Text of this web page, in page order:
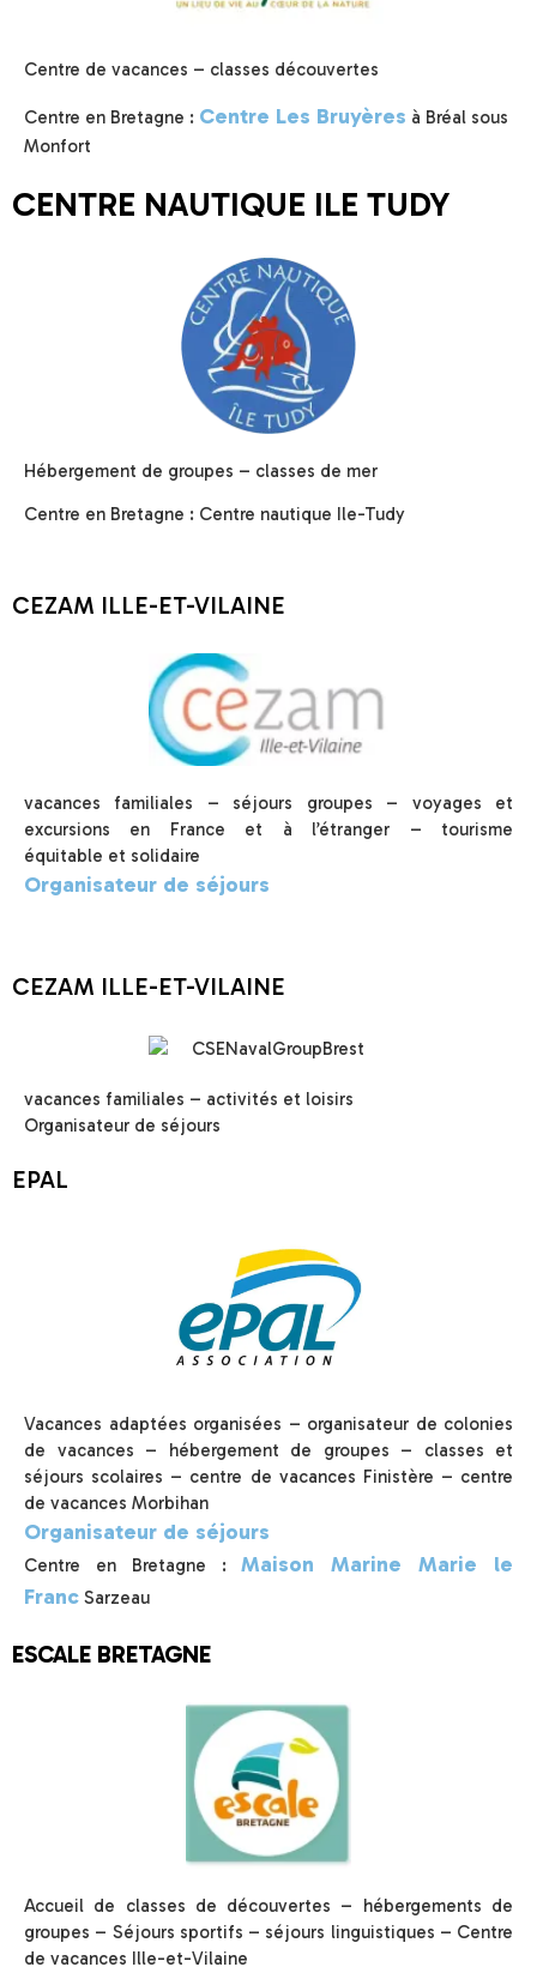
Centre de vacances – classes découvertes
Centre en Bretagne : Centre Les Bruyères à Bréal sous
Monfort
CENTRE NAUTIQUE ILE TUDY
Hébergement de groupes – classes de mer
Centre en Bretagne : Centre nautique Ile-Tudy
CEZAM ILLE-ET-VILAINE
vacances familiales – séjours groupes – voyages et
excursions en France et à l’étranger – tourisme
équitable et solidaire
Organisateur de séjours
CEZAM ILLE-ET-VILAINE
vacances familiales – activités et loisirs
Organisateur de séjours
EPAL
Vacances adaptées organisées – organisateur de colonies
de vacances – hébergement de groupes – classes et
séjours scolaires – centre de vacances Finistère – centre
de vacances Morbihan
Organisateur de séjours
Centre en Bretagne :Maison Marine Marie le
Franc Sarzeau
ESCALE BRETAGNE
Accueil de classes de découvertes – hébergements de
groupes – Séjours sportifs – séjours linguistiques – Centre
de vacances Ille-et-Vilaine